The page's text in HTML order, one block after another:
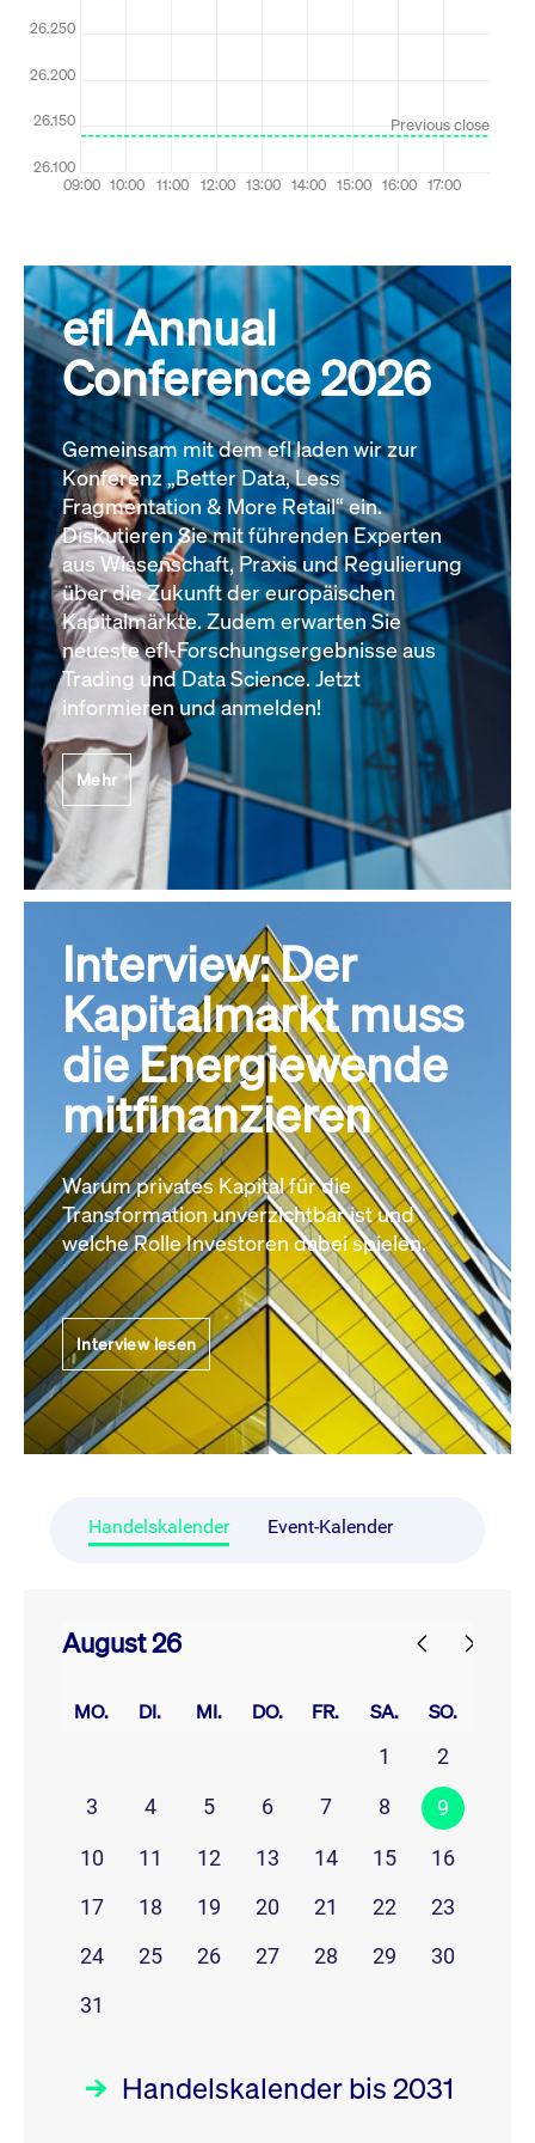
efl Annual
Conference 2026
Gemeinsam mit dem efl laden wir zur
Konferenz „Better Data, Less
Fragmentation & More Retail“ ein.
Diskutieren Sie mit führenden Experten
aus Wissenschaft, Praxis und Regulierung
über die Zukunft der europäischen
Kapitalmärkte. Zudem erwarten Sie
neueste efl-Forschungsergebnisse aus
Trading und Data Science. Jetzt
informieren und anmelden!
Mehr
Interview: Der
Kapitalmarkt muss
die Energiewende
mitfinanzieren
Warum privates Kapital für die
Transformation unverzichtbar ist und
welche Rolle Investoren dabei spielen.
Interview lesen
Handelskalender Event-Kalender
August 26
MO. DI. MI. DO. FR. SA. SO.
1
2
3
4 5 6 7 8 9
10 11 12 13 14 15
16
17
18 19 20 21 22
23
24
25 26 27 28 29
30
31
Handelskalender bis 2031